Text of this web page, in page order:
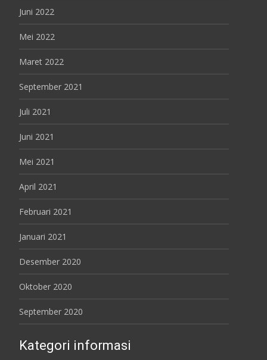
Juni 2022
Mei 2022
Maret 2022
September 2021
Juli 2021
Juni 2021
Mei 2021
April 2021
Februari 2021
Januari 2021
Desember 2020
Oktober 2020
September 2020
Kategori informasi